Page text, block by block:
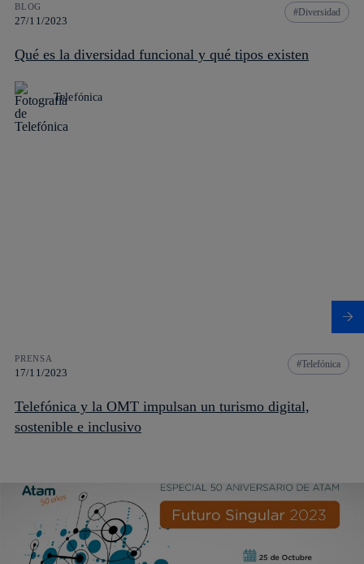
BLOG
27/11/2023
Diversidad
Qué es la diversidad funcional y qué tipos existen
Telefónica
PRENSA
17/11/2023
Telefónica
Telefónica y la OMT impulsan un turismo digital,
sostenible e inclusivo